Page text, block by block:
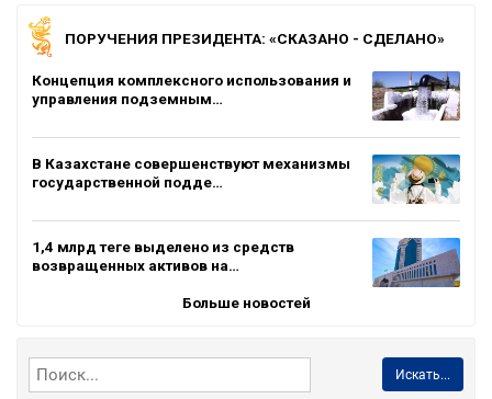
ПОРУЧЕНИЯ ПРЕЗИДЕНТА: «СКАЗАНО - СДЕЛАНО»
Концепция комплексного использования и
управления подземным…
В Казахстане совершенствуют механизмы
государственной подде…
1,4 млрд теңге выделено из средств
возвращенных активов на…
Больше новостей
Искать...